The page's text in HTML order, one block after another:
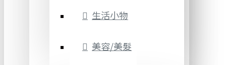
生活小物
美容/美髮